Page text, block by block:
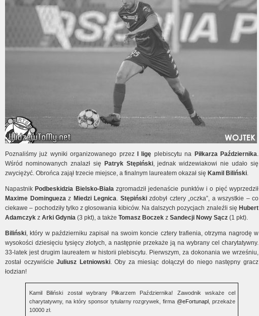
Poznaliśmy już wyniki organizowanego przez I ligę plebiscytu na Piłkarza Października.
Wśród nominowanych znalazł się
Patryk Stępiński, jednak widzewiakowi nie udało się
zwyciężyć. Obrońca zajął trzecie miejsce, a finalnym laureatem okazał się Kamil Biliński.
Napastnik Podbeskidzia Bielsko-Białazgromadził jedenaście punktów i o pięć wyprzedził
Maxime Domingueza z Miedzi Legnica. Stępiński zdobył cztery „oczka”, a wszystkie – co
ciekawe – pochodziły tylko z głosowania kibiców. Na dalszych pozycjach znaleźli się Hubert
Adamczyk z Arki Gdynia (3 pkt), a także Tomasz Boczek z Sandecji Nowy Sącz (1 pkt).
Biliński, który w październiku zapisał na swoim koncie cztery trafienia, otrzyma nagrodę w
wysokości dziesięciu tysięcy złotych, a następnie przekaże ją na wybrany cel charytatywny.
33-latek jest drugim laureatem w historii plebiscytu. Pierwszym, za dokonania we wrześniu,
został oczywiścieJuliusz Letniowski. Oby za miesiąc dołączył do niego następny gracz
łodzian!
Kamil Biliński został wybrany Piłkarzem Października! Zawodnik wskaże cel
charytatywny, na który sponsor tytularny rozgrywek, firma@eFortunapl , przekaże
10000 zł.